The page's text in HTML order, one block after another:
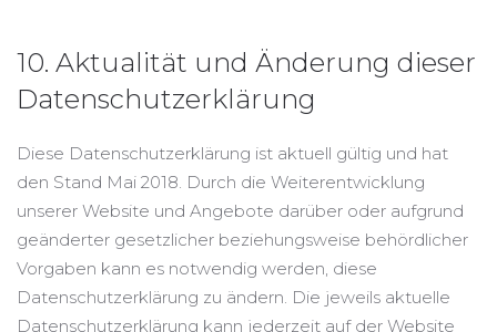
10. Aktualität und Änderung dieser
Datenschutzerklärung
Diese Datenschutzerklärung ist aktuell gültig und hat
den Stand Mai 2018. Durch die Weiterentwicklung
unserer Website und Angebote darüber oder aufgrund
geänderter gesetzlicher beziehungsweise behördlicher
Vorgaben kann es notwendig werden, diese
Datenschutzerklärung zu ändern. Die jeweils aktuelle
Datenschutzerklärung kann jederzeit auf der Website